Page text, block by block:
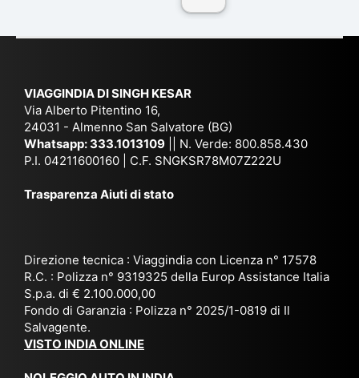
e
e
co
n
via
o
niz
zat
o
su
su
ra
a
ag
en
zia
il
pr
rie
Ne
n,
Sri
ma
nia
è
Va
), è
sta
VIAGGINDIA DI SINGH KESAR
Via Alberto Pitentino 16,
24031 - Almenno San Salvatore (BG)
Whatsapp: 333.1013109 || N. Verde: 800.858.430
P.I. 04211600160 | C.F. SNGKSR78M07Z222U
Trasparenza Aiuti di stato
Direzione tecnica : Viaggindia con Licenza n° 17578
R.C. : Polizza n° 9319325 della Europ Assistance Italia
S.p.a. di € 2.100.000,00
Fondo di Garanzia : Polizza n° 2025/1-0819 di Il
Salvagente.
VISTO INDIA ONLINE